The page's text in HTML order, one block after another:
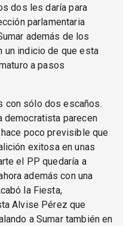
dos les daría para
parlamentaria
además de los
un indicio de que esta
a pasos
con sólo dos escaños.
democratista parecen
poco previsible que
exitosa en unas
el PP quedaría a
además con una
la Fiesta,
Alvise Pérez que
a Sumar también en